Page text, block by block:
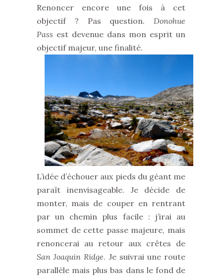
Renoncer encore une fois à cet
objectif ? Pas question. Donohue
Pass est devenue dans mon esprit un
objectif majeur, une finalité.
L’idée d’échouer aux pieds du géant me
paraît inenvisageable. Je décide de
monter, mais de couper en rentrant
par un chemin plus facile : j’irai au
sommet de cette passe majeure, mais
renoncerai au retour aux crêtes de
San Joaquin Ridge. Je suivrai une route
parallèle mais plus bas dans le fond de